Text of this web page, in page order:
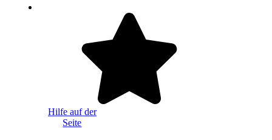
Hilfe auf der
Seite